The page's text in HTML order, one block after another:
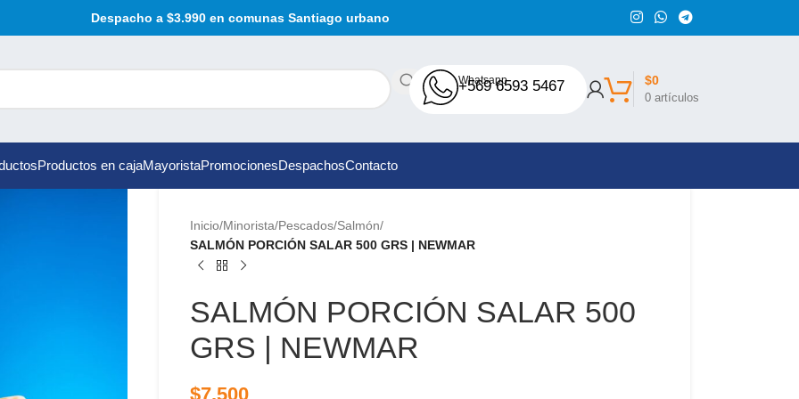
Despacho a $3.990 en comunas Santiago urbano
Whatsapp
+569 6593 5467
0 artículos
$0
Productos en cajaMayoristaPromocionesDespachosContacto
Inicio/Minorista/Pescados/Salmón/
SALMÓN PORCIÓN SALAR 500 GRS | NEWMAR
SALMÓN PORCIÓN SALAR 500
GRS | NEWMAR
$7.500